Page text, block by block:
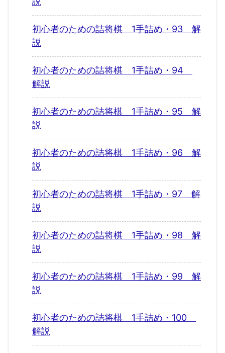
初心者のための詰将棋 1手詰め・93 解
説
初心者のための詰将棋 1手詰め・94
解説
初心者のための詰将棋 1手詰め・95 解
説
初心者のための詰将棋 1手詰め・96 解
説
初心者のための詰将棋 1手詰め・97 解
説
初心者のための詰将棋 1手詰め・98 解
説
初心者のための詰将棋 1手詰め・99 解
説
初心者のための詰将棋 1手詰め・100
解説